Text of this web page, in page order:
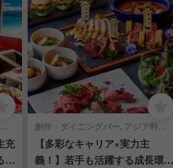
料理・エスニック | レストランサービス・ホールスタッフ
充
職
創作・ダイニングバー, アジア料理・エスニック | 調理見習い・調理補助
【多彩なキャリア×実力主
義！】若手も活躍する成長環境